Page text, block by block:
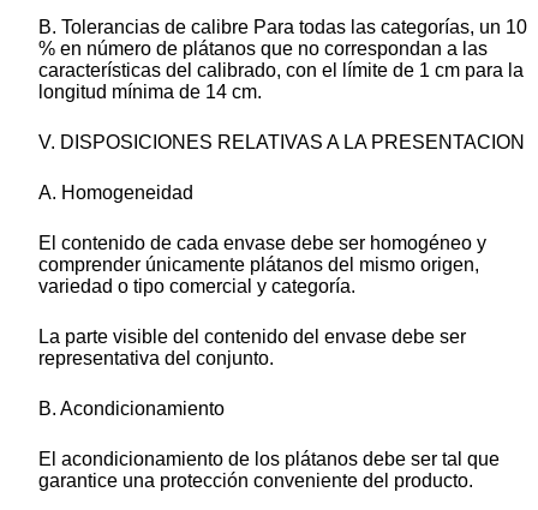
B. Tolerancias de calibre Para todas las categorías, un 10
% en número de plátanos que no correspondan a las
características del calibrado, con el límite de 1 cm para la
longitud mínima de 14 cm.
V. DISPOSICIONES RELATIVAS A LA PRESENTACION
A. Homogeneidad
El contenido de cada envase debe ser homogéneo y
comprender únicamente plátanos del mismo origen,
variedad o tipo comercial y categoría.
La parte visible del contenido del envase debe ser
representativa del conjunto.
B. Acondicionamiento
El acondicionamiento de los plátanos debe ser tal que
garantice una protección conveniente del producto.